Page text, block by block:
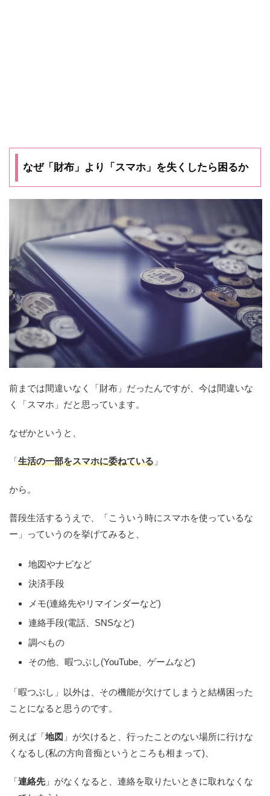
なぜ「財布」より「スマホ」を失くしたら困るか
前までは間違いなく「財布」だったんですが、今は間違いな
く「スマホ」だと思っています。
なぜかというと、
「生活の一部をスマホに委ねている 」
から。
普段生活するうえで、「こういう時にスマホを使っているな
ー」っていうのを挙げてみると、
地図やナビなど
決済手段
メモ(連絡先やリマインダーなど)
連絡手段(電話、SNSなど)
調べもの
その他、暇つぶし(YouTube、ゲームなど)
「暇つぶし」以外は、その機能が欠けてしまうと結構困った
ことになると思うのです。
例えば「地図 」が欠けると、行ったことのない場所に行けな
くなるし(私の方向音痴というところも相まって)、
「連絡先」がなくなると、連絡を取りたいときに取れなくな